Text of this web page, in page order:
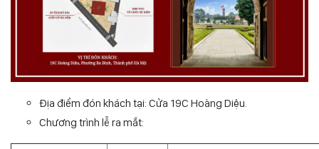
Địa điểm đón khách tại: Cửa 19C Hoàng Diệu.
Chương trình lễ ra mắt: